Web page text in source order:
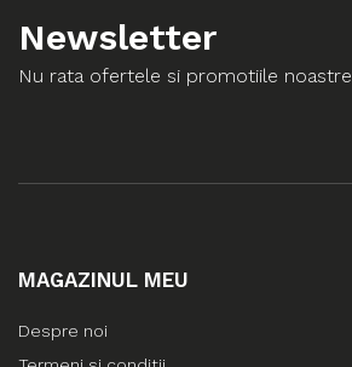
Newsletter
Nu rata ofertele si promotiile noastre
MAGAZINUL MEU
Despre noi